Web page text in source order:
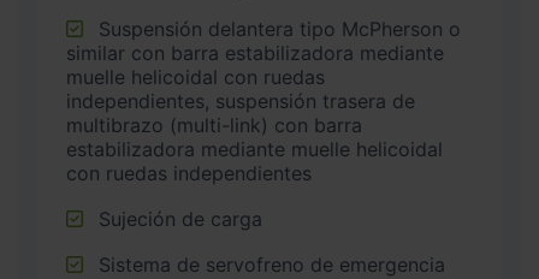
similar con barra estabilizadora mediante
muelle helicoidal con ruedas
independientes, suspensión trasera de
multibrazo (multi-link) con barra
estabilizadora mediante muelle helicoidal
con ruedas independientes
Sujeción de carga
Sistema de servofreno de emergencia